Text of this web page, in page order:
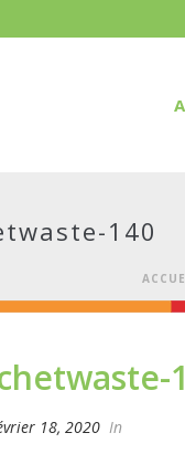
140
18, 2020 In